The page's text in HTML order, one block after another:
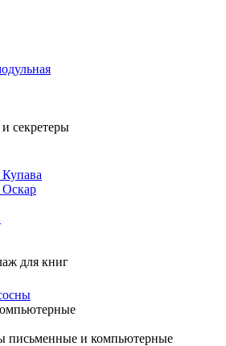
секретеры
Оскар
для книг
письменные и компьютерные